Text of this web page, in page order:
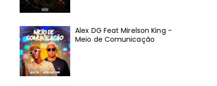
Alex DG Feat Mirelson King -
Meio de Comunicação